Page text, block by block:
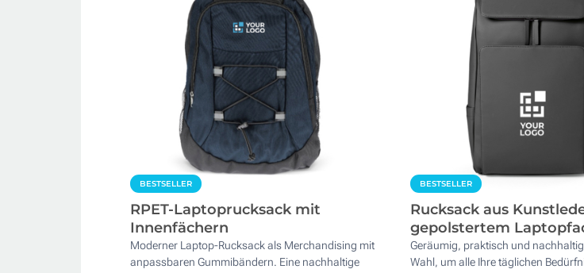
BESTSELLER
RPET-Laptoprucksack mit
Innenfächern
Moderner Laptop-Rucksack als Merchandising mit
anpassbaren Gummibändern. Eine nachhaltige
BESTSELLER
Rucksack aus
gepolstertem
Geräumig, praktisch und
Wahl, um alle Ihre täglichen